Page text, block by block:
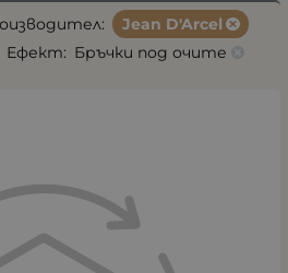
Jean D'Arcel
Ефект: Бръчки под очите